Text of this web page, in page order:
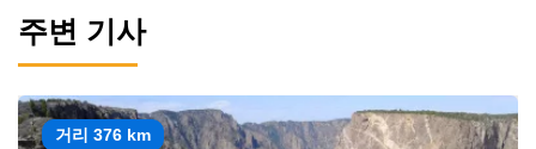
주변 기사
거리 376 km